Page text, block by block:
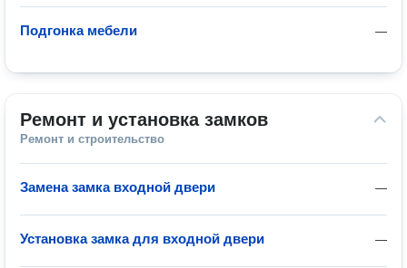
—
Подгонка мебели
Ремонт и установка замков
Ремонт и строительство
—
Замена замка входной двери
—
Установка замка для входной двери